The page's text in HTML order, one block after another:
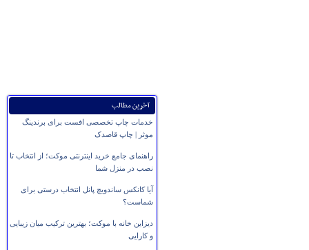
آخرین مطالب
خدمات چاپ تخصصی افست برای برندینگ
موثر | چاپ قاصدک
راهنمای جامع خرید اینترنتی موکت؛ از انتخاب تا
نصب در منزل شما
آیا کانکس ساندویچ پانل انتخاب درستی برای
شماست؟
دیزاین خانه با موکت؛ بهترین ترکیب میان زیبایی
و کارایی